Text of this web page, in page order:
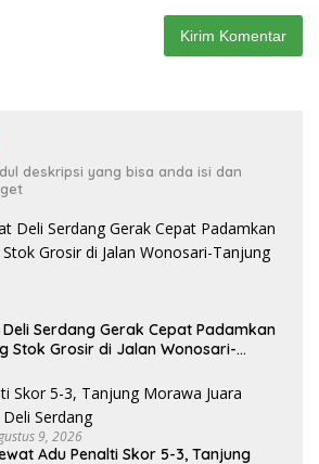
deskripsi yang bisa anda isi dan
Serdang Gerak Cepat Padamkan
Stok Grosir di Jalan Wonosari-
9, 2026
Adu Penalti Skor 5-3, Tanjung